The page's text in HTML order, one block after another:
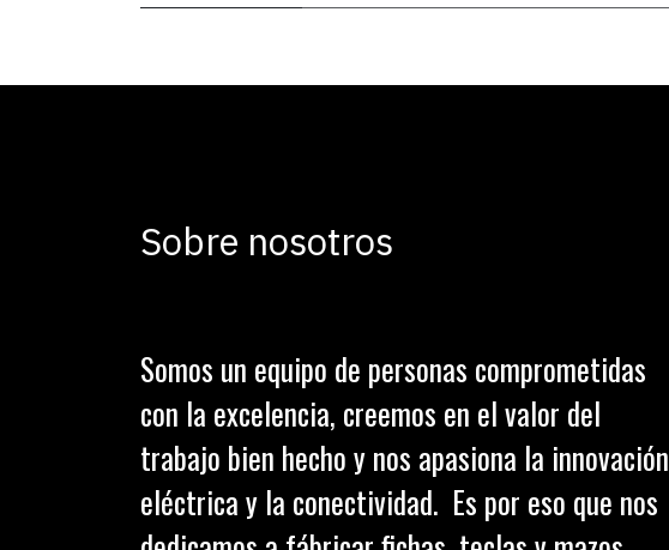
Sobre nosotros
Somos un equipo de personas comprometidas
con la excelencia, creemos en el valor del
trabajo bien hecho y nos apasiona la innovación
eléctrica y la conectividad. Es por eso que nos